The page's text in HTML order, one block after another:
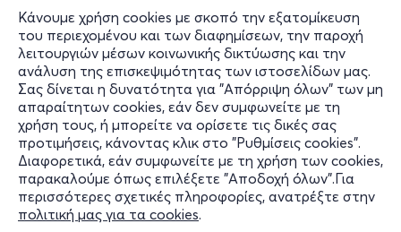
Κάνουμε χρήση cookies με σκοπό την εξατομίκευση
του περιεχομένου και των διαφημίσεων, την παροχή
λειτουργιών μέσων κοινωνικής δικτύωσης και την
ανάλυση της επισκεψιμότητας των ιστοσελίδων μας.
Σας δίνεται η δυνατότητα για "Απόρριψη όλων" των μη
απαραίτητων cookies, εάν δεν συμφωνείτε με τη
χρήση τους, ή μπορείτε να ορίσετε τις δικές σας
προτιμήσεις, κάνοντας κλικ στο "Ρυθμίσεις cookies".
Διαφορετικά, εάν συμφωνείτε με τη χρήση των cookies,
παρακαλούμε όπως επιλέξετε "Αποδοχή όλων".Για
περισσότερες σχετικές πληροφορίες, ανατρέξτε στην
πολιτική μας για τα cookies.
πάγους και το κλίμα ήταν πολύ πιο ψυχρό και ξηρό.
Αυτές οι ραγδαίες κλιματικές αλλαγές είχαν τεράστιες
επιπτώσεις στα ζώα, τα φυτά και το περιβάλλον.
Τιτανοχελώνες
Μετά από την πολύ επιτυχημένη λειτουργία
του«Μουσείου Μαμούθ»με απολιθώματα από τη
Βόρεια Θάλασσα 50.000 ετών, που έδωσε στο ευρύ
κοινό την ιστορία των αλλαγών που έλαβαν χώρα κατά
τις διάφορες Εποχές των Παγετώνων, πάμε ακόμη πιο
Πληροφορίες
Υποστήριξη
Stay Connected